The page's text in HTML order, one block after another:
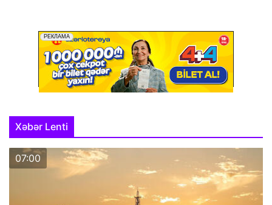
Xəbər Lenti
07:00